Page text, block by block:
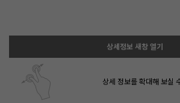
상세정보 새창 열기
상세 정보를 확대해 보실